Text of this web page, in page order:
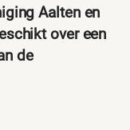
Aalten en
over een
de